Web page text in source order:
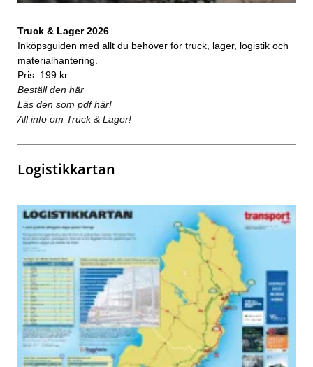
Truck & Lager 2026
Inköpsguiden med allt du behöver för truck, lager, logistik och
materialhantering.
Pris: 199 kr.
Beställ den här
Läs den som pdf här!
All info om Truck & Lager!
Logistikkartan